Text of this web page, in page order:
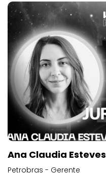
Ana Claudia Esteves
Petrobras - Gerente